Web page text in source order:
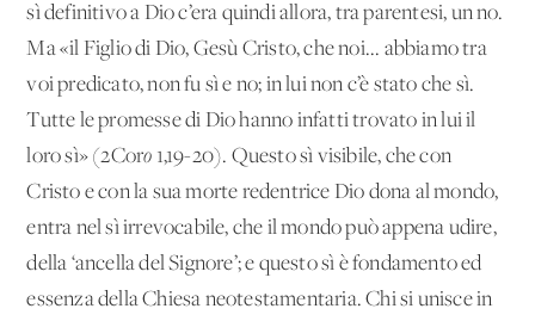
sì definitivo a Dio c’era quindi allora, tra parentesi, un no.
Ma «il Figlio di Dio, Gesù Cristo, che noi... abbiamo tra
voi predicato, non fu sì e no; in lui non c’è stato che sì.
Tutte le promesse di Dio hanno infatti trovato in lui il
loro sì» (2Coro 1,19-20). Questo sì visibile, che con
Cristo e con la sua morte redentrice Dio dona al mondo,
entra nel sì irrevocabile, che il mondo può appena udire,
della ‘ancella del Signore’; e questo sì è fondamento ed
essenza della Chiesa neotestamentaria. Chi si unisce in